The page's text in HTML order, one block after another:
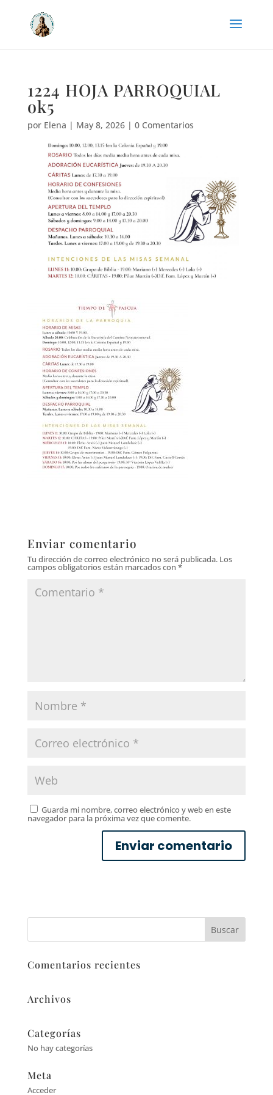
1224 HOJA PARROQUIAL
ok5
por Elena | May 8, 2026| 0 Comentarios
Enviar comentario
Tu dirección de correo electrónico no será publicada. Los
campos obligatorios están marcados con *
Guarda mi nombre, correo electrónico y web en este
navegador para la próxima vez que comente.
Comentarios recientes
Archivos
Categorías
No hay categorías
Meta
Acceder